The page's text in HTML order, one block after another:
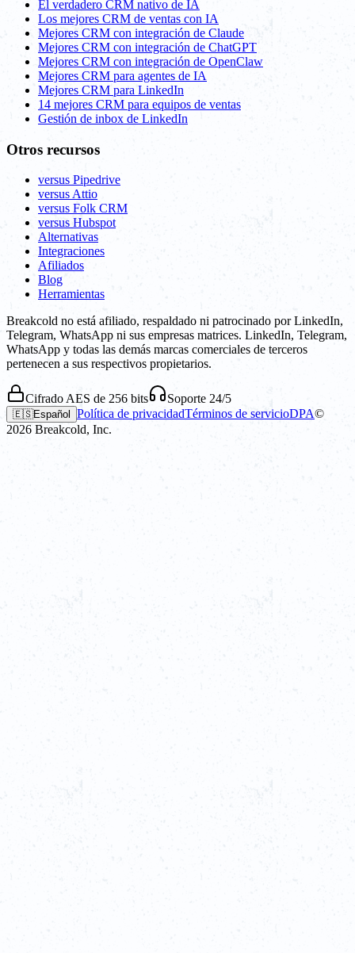
El verdadero CRM nativo de IA
Los mejores CRM de ventas con IA
Mejores CRM con integración de Claude
Mejores CRM con integración de ChatGPT
Mejores CRM con integración de OpenClaw
Mejores CRM para agentes de IA
Mejores CRM para LinkedIn
14 mejores CRM para equipos de ventas
Gestión de inbox de LinkedIn
Otros recursos
versus Pipedrive
versus Attio
versus Folk CRM
versus Hubspot
Alternativas
Integraciones
Afiliados
Blog
Herramientas
Breakcold no está afiliado, respaldado ni patrocinado por LinkedIn,
Telegram, WhatsApp ni sus empresas matrices. LinkedIn, Telegram,
WhatsApp y todas las demás marcas comerciales de terceros
pertenecen a sus respectivos propietarios.
Cifrado AES de 256 bits Soporte 24/5
🇪🇸Español Política de privacidadTérminos de servicioDPA©
2026 Breakcold, Inc.